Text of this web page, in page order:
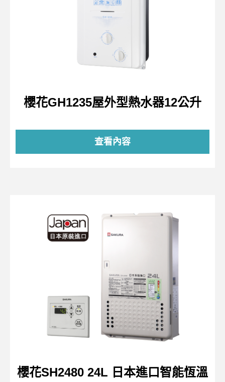
櫻花GH1235屋外型熱水器12公升
查看內容
櫻花SH2480 24L 日本進口智能恆溫